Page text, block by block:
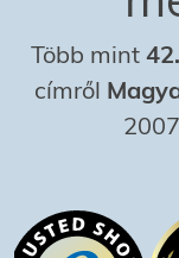
Több mint
címről